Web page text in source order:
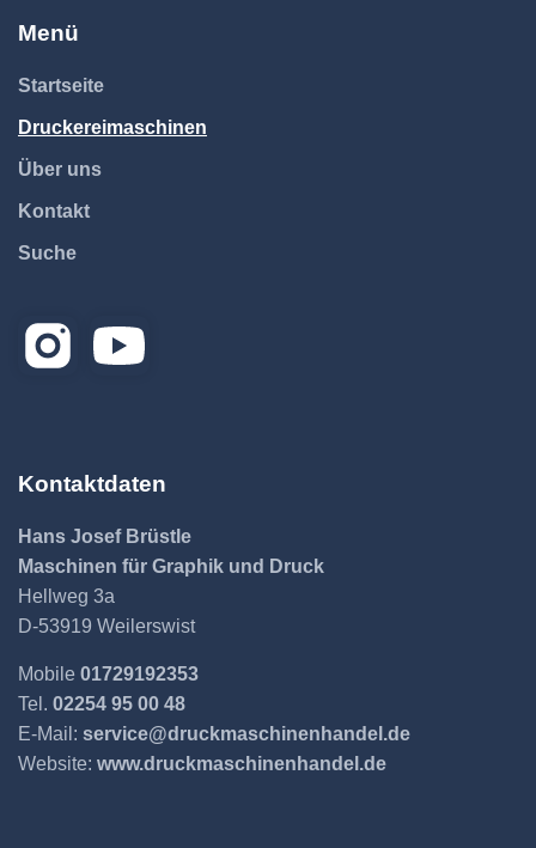
Menü
Startseite
Druckereimaschinen
Über uns
Kontakt
Suche
Kontaktdaten
Hans Josef Brüstle
Maschinen für Graphik und Druck
Hellweg 3a
D-53919 Weilerswist
Mobile 01729192353
Tel. 02254 95 00 48
E-Mail: service@druckmaschinenhandel.de
Website: www.druckmaschinenhandel.de